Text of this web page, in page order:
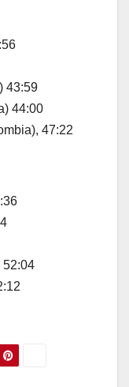
43:59
44:00
47:22
52:04